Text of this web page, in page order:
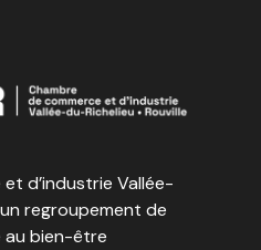
d’industrie Vallée-
regroupement de
au bien-être